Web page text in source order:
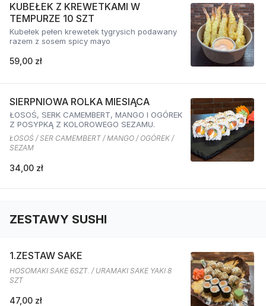
KUBEŁEK Z KREWETKAMI W
TEMPURZE 10 SZT
Kubełek pełen krewetek tygrysich podawany
razem z sosem spicy mayo
59,00 zł
SIERPNIOWA ROLKA MIESIĄCA
ŁOSOŚ, SERK CAMEMBERT, MANGO I OGÓREK
Z POSYPKĄ Z KOLOROWEGO SEZAMU.
ŁOSOŚ / SER CAMEMBERT / MANGO / OGÓREK /
SEZAM
34,00 zł
ZESTAWY SUSHI
1.ZESTAW SAKE
HOSOMAKI SAKE 6SZT. / URAMAKI SAKE YAKI 8
SZT
47,00 zł